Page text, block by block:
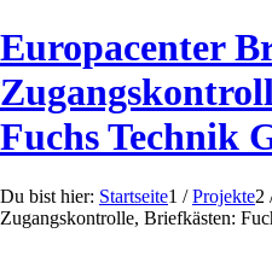
Europacenter
Fuchs Technik
Du bist hier: Startseite1 / Projekte2
Zugangskontrolle, Briefkästen: